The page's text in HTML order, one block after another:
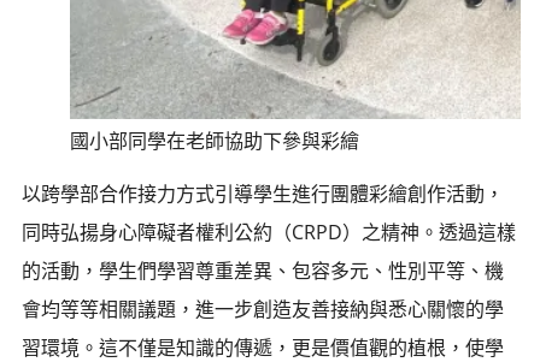
國小部同學在老師協助下參與彩繪
以跨學部合作接力方式引導學生進行團體彩繪創作活動，
同時弘揚身心障礙者權利公約（CRPD）之精神。透過這樣
的活動，學生們學習尊重差異、包容多元、性別平等、機
會均等等相關議題，進一步創造友善接納與悉心關懷的學
習環境。這不僅是知識的傳遞，更是價值觀的植根，使學